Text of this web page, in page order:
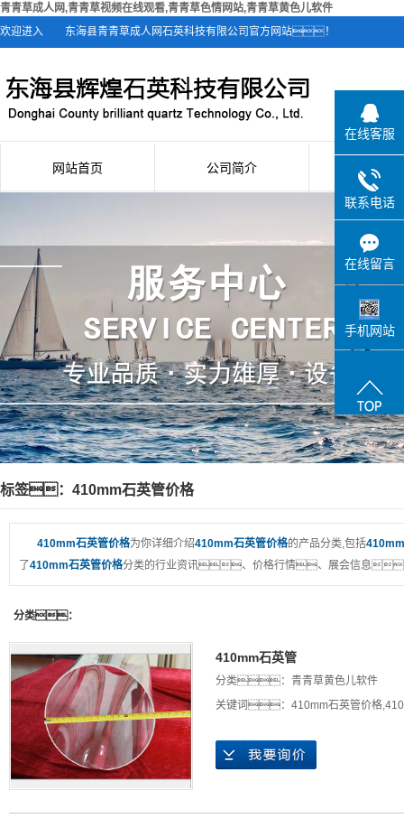
青青草成人网,青青草视频在线观看,青青草色情网站,青青草黄色儿软件
欢迎进入
东海县青青草成人网石英科技有限公司官方网站！
网站首页 公司简介
联系青青草成人网
新闻资
公司新
行业新
标签：410mm石英管价格
410mm石英管价格为你详细介绍410mm石英管价格的产品分类,包括
了410mm石英管价格分类的行业资讯、价格行情、展会信息
分类：
410mm石英管
分类： 青青草黄色儿软件
关键词： 410mm石英管价格,
在线客服
联系电话
在线留言
手机网站